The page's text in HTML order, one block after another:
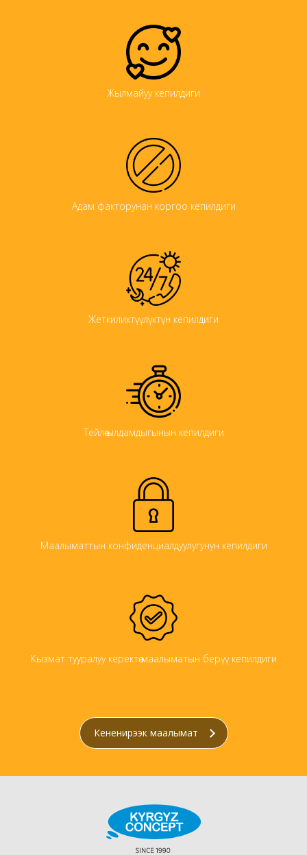
Жылмайуу кепилдиги
Адам факторунан коргоо кепилдиги
Жеткиликтүүлүктүн кепилдиги
Тейлөө ылдамдыгынын кепилдиги
Маалыматтын конфиденциалдуулугунун кепилдиги
Кызмат тууралуу керектөө маалыматын берүү кепилдиги
Кененирээк маалымат